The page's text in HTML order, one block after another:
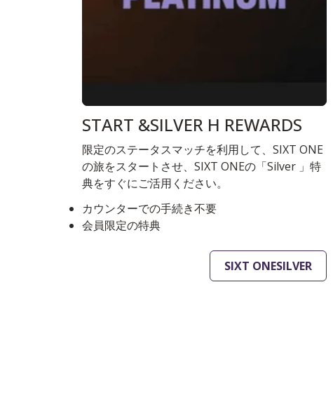
START &SILVER H REWARDS
限定のステータスマッチを利用して、SIXT ONE
の旅をスタートさせ、SIXT ONEの「Silver 」特
典をすぐにご活用ください。
カウンターでの手続き不要
会員限定の特典
SIXT ONESILVER